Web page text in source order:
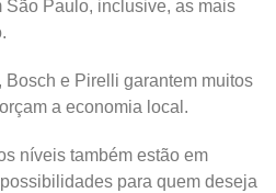
São Paulo, inclusive, as mais
Bosch e Pirelli garantem muitos
a economia local.
níveis também estão em
para quem deseja